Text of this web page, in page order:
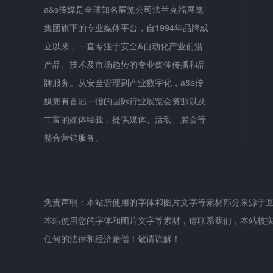
a&s传媒是全球知名展览公司法兰克福展览
集团旗下的专业媒体平台，自1994年品牌成
立以来，一直专注于安全&自动化产业前沿
产品、技术及市场趋势的专业媒体传播和品
牌服务。从安全管理到产业数字化，a&s传
媒拥有首屈一指的国际行业展览会资源以及
丰富的媒体经验，提供媒体、活动、展会等
整合营销服务。
免责声明：本站所使用的字体和图片文字等素材部分来源
本站使用您的字体和图片文字等素材，请联系我们，本站
任何的法律和经济赔偿！敬请谅解！